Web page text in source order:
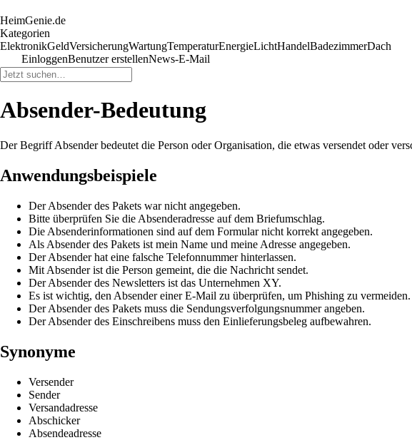
HeimGenie.de
Kategorien
ElektronikGeldVersicherungWartungTemperaturEnergieLichtHandelBadezimmerDach
EinloggenBenutzer erstellenNews-E-Mail
Absender-Bedeutung
Der Begriff Absender bedeutet die Person oder Organisation, die etwas versendet oder
Anwendungsbeispiele
Der Absender des Pakets war nicht angegeben.
Bitte überprüfen Sie die Absenderadresse auf dem Briefumschlag.
Die Absenderinformationen sind auf dem Formular nicht korrekt angegeben.
Als Absender des Pakets ist mein Name und meine Adresse angegeben.
Der Absender hat eine falsche Telefonnummer hinterlassen.
Mit Absender ist die Person gemeint, die die Nachricht sendet.
Der Absender des Newsletters ist das Unternehmen XY.
Es ist wichtig, den Absender einer E-Mail zu überprüfen, um Phishing zu vermeiden.
Der Absender des Pakets muss die Sendungsverfolgungsnummer angeben.
Der Absender des Einschreibens muss den Einlieferungsbeleg aufbewahren.
Synonyme
Versender
Sender
Versandadresse
Abschicker
Absendeadresse